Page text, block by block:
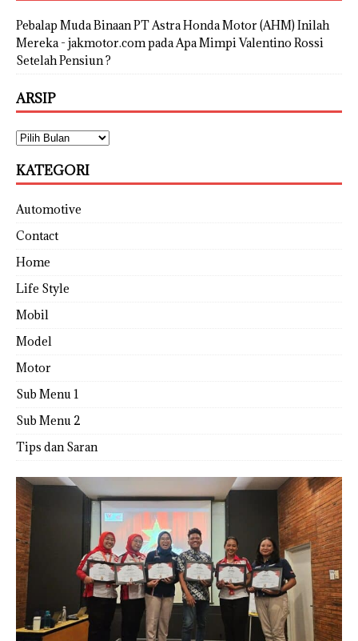
Pebalap Muda Binaan PT Astra Honda Motor (AHM) Inilah
Mereka - jakmotor.compadaApa Mimpi Valentino Rossi
Setelah Pensiun ?
ARSIP
KATEGORI
Automotive
Contact
Home
Life Style
Mobil
Model
Motor
Sub Menu 1
Sub Menu 2
Tips dan Saran